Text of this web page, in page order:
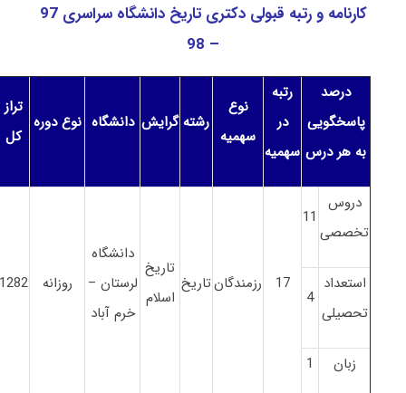
کارنامه و رتبه قبولی دکتری تاریخ دانشگاه سراسری 97
– 98
درصد
پاسخگویی
به هر درس
رتبه
در
سهمیه
نوع
سهمیه
رشته گرایش دانشگاه نوع دوره
تراز
کل
دروس
تخصصی
11
17 رزمندگانتاریخ
تاریخ
اسلام
دانشگاه
لرستان –
خرم آباد
روزانه 1282
استعداد
تحصیلی
4
زبان 1